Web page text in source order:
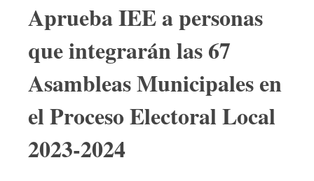
Aprueba IEE a personas
que integrarán las 67
Asambleas Municipales en
el Proceso Electoral Local
2023-2024